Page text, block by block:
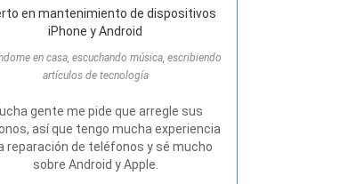
en mantenimiento de dispositivos
iPhone y Android
en casa, escuchando música, escribiendo
artículos de tecnología
gente me pide que arregle sus
así que tengo mucha experiencia
reparación de teléfonos y sé mucho
sobre Android y Apple.